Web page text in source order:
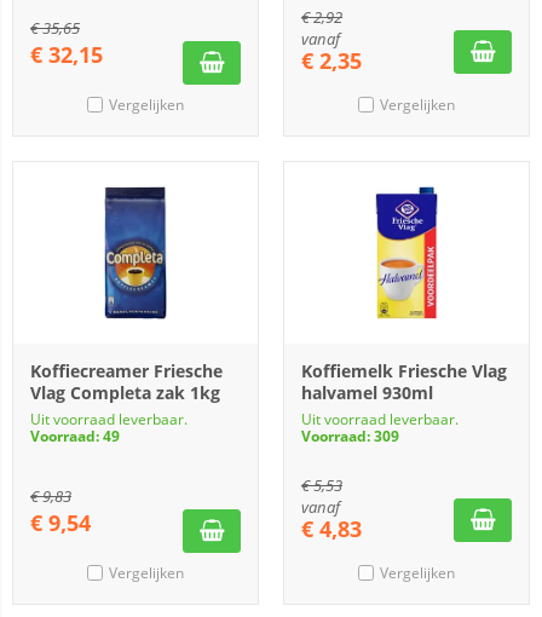
€35,65
€ 32,15
Vergelijken
€2,92
vanaf
€ 2,35
Vergelijken
Koffiecreamer Friesche
Vlag Completa zak 1kg
Uit voorraad leverbaar.
Voorraad: 49
€9,83
€ 9,54
Vergelijken
Koffiemelk Friesche Vlag
halvamel 930ml
Uit voorraad leverbaar.
Voorraad: 309
€5,53
vanaf
€ 4,83
Vergelijken